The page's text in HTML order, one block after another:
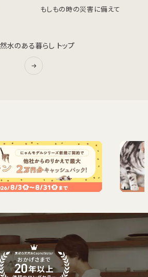
もしもの時の災害に備えて
水のある暮らし トップ